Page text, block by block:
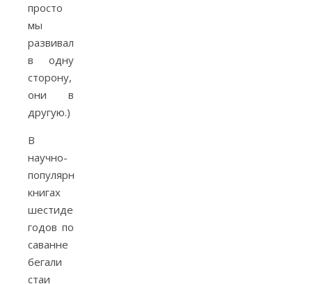
просто
мы
развивались
в одну
сторону,
они в
другую.)
В
научно-
популярных
книгах
шестидесятых
годов по
саванне
бегали
стаи